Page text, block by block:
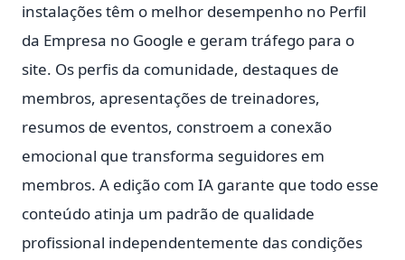
instalações têm o melhor desempenho no Perfil
da Empresa no Google e geram tráfego para o
site. Os perfis da comunidade, destaques de
membros, apresentações de treinadores,
resumos de eventos, constroem a conexão
emocional que transforma seguidores em
membros. A edição com IA garante que todo esse
conteúdo atinja um padrão de qualidade
profissional independentemente das condições